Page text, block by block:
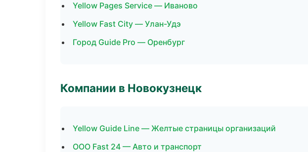
Yellow Pages Service — Иваново
Yellow Fast City — Улан-Удэ
Город Guide Pro — Оренбург
Компании в Новокузнецк
Yellow Guide Line — Желтые страницы организаций
ООО Fast 24 — Авто и транспорт